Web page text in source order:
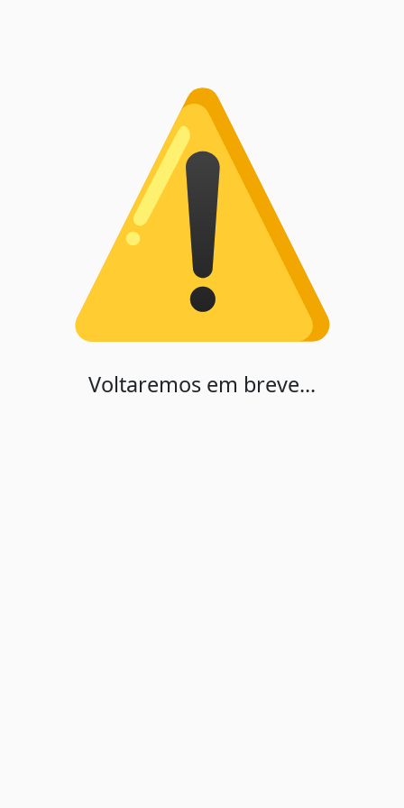
Voltaremos em breve...